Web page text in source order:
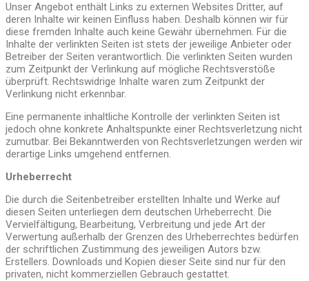
Unser Angebot enthält Links zu externen Websites Dritter, auf
deren Inhalte wir keinen Einfluss haben. Deshalb können wir für
diese fremden Inhalte auch keine Gewähr übernehmen. Für die
Inhalte der verlinkten Seiten ist stets der jeweilige Anbieter oder
Betreiber der Seiten verantwortlich. Die verlinkten Seiten wurden
zum Zeitpunkt der Verlinkung auf mögliche Rechtsverstöße
überprüft. Rechtswidrige Inhalte waren zum Zeitpunkt der
Verlinkung nicht erkennbar.
Eine permanente inhaltliche Kontrolle der verlinkten Seiten ist
jedoch ohne konkrete Anhaltspunkte einer Rechtsverletzung nicht
zumutbar. Bei Bekanntwerden von Rechtsverletzungen werden wir
derartige Links umgehend entfernen.
Urheberrecht
Die durch die Seitenbetreiber erstellten Inhalte und Werke auf
diesen Seiten unterliegen dem deutschen Urheberrecht. Die
Vervielfältigung, Bearbeitung, Verbreitung und jede Art der
Verwertung außerhalb der Grenzen des Urheberrechtes bedürfen
der schriftlichen Zustimmung des jeweiligen Autors bzw.
Erstellers. Downloads und Kopien dieser Seite sind nur für den
privaten, nicht kommerziellen Gebrauch gestattet.